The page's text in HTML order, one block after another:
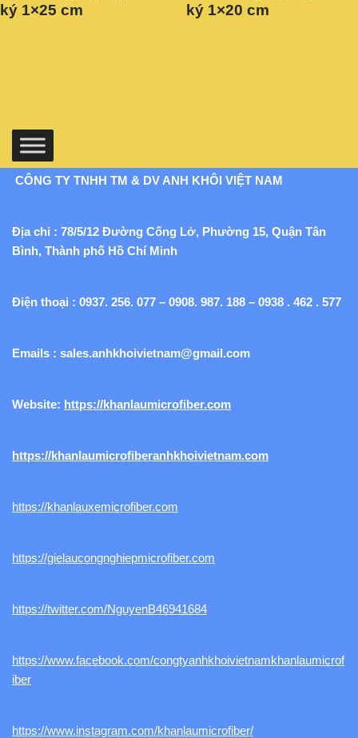
ký 1×25 cm
ký 1×20 cm
CÔNG TY TNHH TM & DV ANH KHÔI VIỆT NAM
Địa chỉ : 78/5/12 Đường Cống Lở, Phường 15, Quận Tân
Bình, Thành phố Hồ Chí Minh
Điện thoại : 0937. 256. 077 – 0908. 987. 188 – 0938 . 462 . 577
Emails : sales.anhkhoivietnam@gmail.com
Website: https://khanlaumicrofiber.com
https://khanlaumicrofiberanhkhoivietnam.com
https://khanlauxemicrofiber.com
https://gielaucongnghiepmicrofiber.com
https://twitter.com/NguyenB46941684
https://www.facebook.com/congtyanhkhoivietnamkhanlaumicrof
iber
https://www.instagram.com/khanlaumicrofiber/